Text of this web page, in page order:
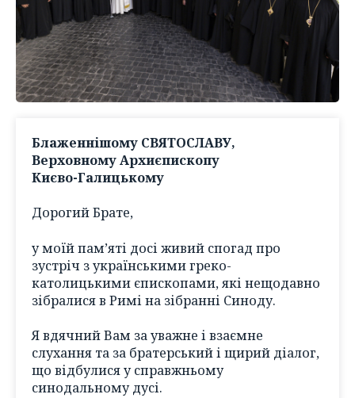
Блаженнішому СВЯТОСЛАВУ,
Верховному Архиєпископу
Києво-Галицькому
Дорогий Брате,
у моїй пам’яті досі живий спогад про
зустріч з українськими греко-
католицькими єпископами, які нещодавно
зібралися в Римі на зібранні Синоду.
Я вдячний Вам за уважне і взаємне
слухання та за братерський і щирий діалог,
що відбулися у справжньому
синодальному дусі.